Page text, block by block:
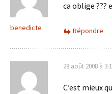
benedicte
ca oblige ???
Répondre
28 août 2008 à
C’est mieux